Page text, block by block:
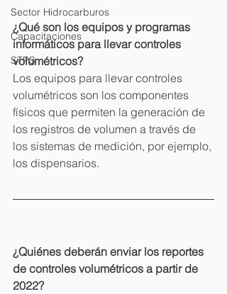
Sector Hidrocarburos
Capacitaciones
STPS
¿Qué son los equipos y programas
informáticos para llevar controles
volumétricos?
Los equipos para llevar controles
volumétricos son los componentes
físicos que permiten la generación de
los registros de volumen a través de
los sistemas de medición, por ejemplo,
los dispensarios.
¿Quiénes deberán enviar los reportes
de controles volumétricos a partir de
2022?
Powered by
InnoTech Apps